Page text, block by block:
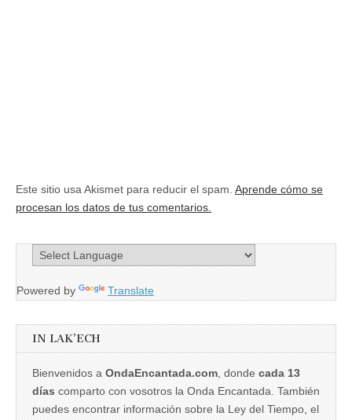
Este sitio usa Akismet para reducir el spam. Aprende cómo se
procesan los datos de tus comentarios.
Powered by Translate
IN LAK’ECH
Bienvenidos a OndaEncantada.com, donde cada 13
días comparto con vosotros la Onda Encantada. También
puedes encontrar información sobre la Ley del Tiempo, el